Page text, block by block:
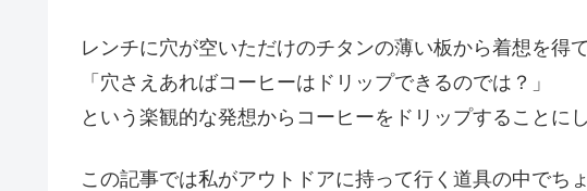
レンチに穴が空いただけのチタンの薄い板から着想を得て
「穴さえあればコーヒーはドリップできるのでは？」
という楽観的な発想からコーヒーをドリップすることにし
この記事では私がアウトドアに持って行く道具の中でち